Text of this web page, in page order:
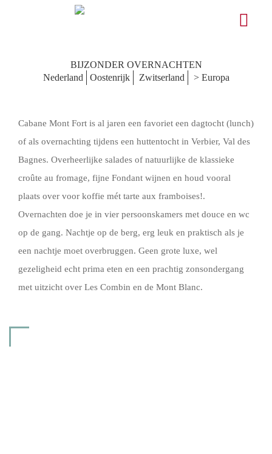
BIJZONDER OVERNACHTEN
Nederland
Oostenrijk Zwitserland > Europa
Cabane Mont Fort is al jaren een favoriet een dagtocht (lunch)
of als overnachting tijdens een huttentocht in Verbier, Val des
Bagnes. Overheerlijke salades of natuurlijke de klassieke
croûte au fromage, fijne Fondant wijnen en houd vooral
plaats over voor koffie mét tarte aux framboises!.
Overnachten doe je in vier persoonskamers met douce en wc
op de gang. Nachtje op de berg, erg leuk en praktisch als je
een nachtje moet overbruggen. Geen grote luxe, wel
gezeligheid echt prima eten en een prachtig zonsondergang
met uitzicht over Les Combin en de Mont Blanc.